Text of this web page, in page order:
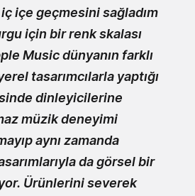
içe geçmesini sağladım
için bir renk skalası
Music dünyanın farklı
tasarımcılarla yaptığı
dinleyicilerine
müzik deneyimi
aynı zamanda
da görsel bir
Ürünlerini severek